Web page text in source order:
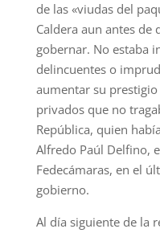
de las «viudas del
Caldera aun antes de
gobernar. No estaba
delincuentes o
aumentar su
privados que no
República, quien
Alfredo Paúl Delfino,
Fedecámaras, en el
gobierno.
Al día siguiente de la